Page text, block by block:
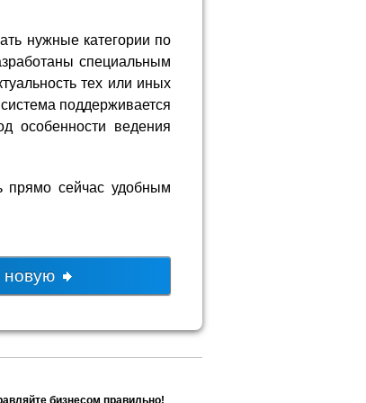
нужные категории по
специальным
тех или иных
поддерживается
особенности ведения
прямо сейчас удобным
новую
бизнесом правильно!